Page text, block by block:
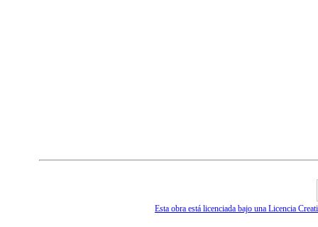
Esta obra está licenciada bajo una Licencia